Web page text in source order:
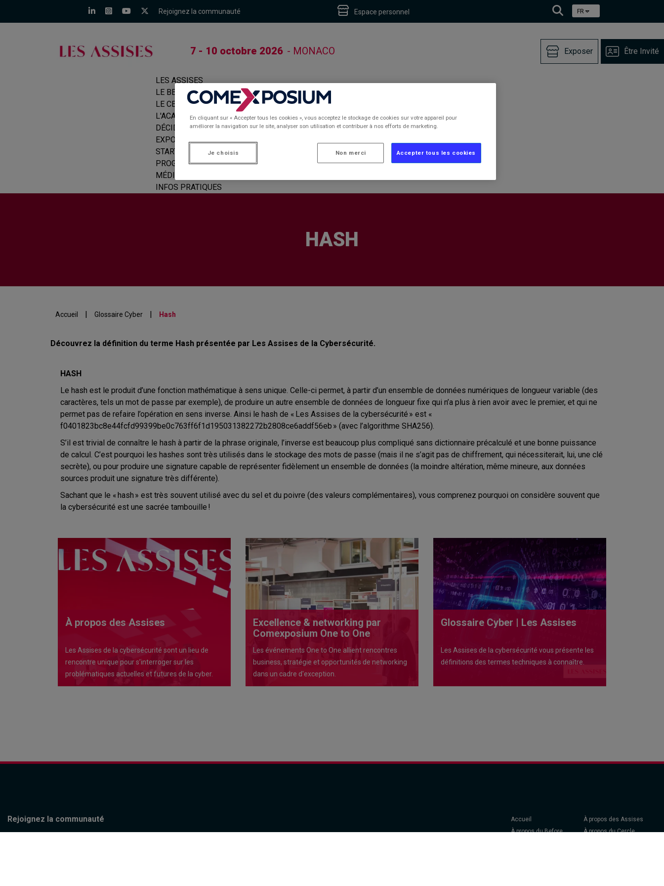
Rejoignez la communauté Espace personnel FR
7 - 10 octobre 2026 - MONACO Exposer Être Invité
LES ASSISES
LE BEFORE
LE CERCLE
L'ACADÉMIE
DÉCIDEURS
EXPOSANTS
START-UPS
PROGRAMME
MÉDIAS
INFOS PRATIQUES
HASH
Accueil | Glossaire Cyber | Hash
Découvrez la définition du terme Hash présentée par Les Assises de la Cybersécurité.
HASH
Le hash est le produit d’une fonction mathématique à sens unique. Celle-ci permet, à partir d’un ensemble de données numériques de longueur variable (des
caractères, tels un mot de passe par exemple), de produire un autre ensemble de données de longueur fixe qui n’a plus à rien avoir avec le premier, et qui ne
permet pas de refaire l’opération en sens inverse. Ainsi le hash de « Les Assises de la cybersécurité » est «
f0401823bc8e44fcfd99399be0c763ff6f1d195031382272b2808ce6addf56eb » (avec l’algorithme SHA256).
S’il est trivial de connaître le hash à partir de la phrase originale, l’inverse est beaucoup plus compliqué sans dictionnaire précalculé et une bonne puissance
de calcul. C’est pourquoi les hashes sont très utilisés dans le stockage des mots de passe (mais il ne s’agit pas de chiffrement, qui nécessiterait, lui, une clé
secrète), ou pour produire une signature capable de représenter fidèlement un ensemble de données (la moindre altération, même mineure, aux données
sources produit une signature très différente).
Sachant que le « hash » est très souvent utilisé avec du sel et du poivre (des valeurs complémentaires), vous comprenez pourquoi on considère souvent que
la cybersécurité est une sacrée tambouille !
À propos des Assises
Les Assises de la cybersécurité sont un lieu de
rencontre unique pour s’interroger sur les
problématiques actuelles et futures de la cyber.
Excellence & networking par
Comexposium One to One
Les événements One to One allient rencontres
business, stratégie et opportunités de networking
dans un cadre d'exception.
Glossaire Cyber | Les Assises
Les Assises de la cybersécurité vous présente les
définitions des termes techniques à connaître.
Rejoignez la communauté Accueil
À propos des Assises
À propos du Before
À propos du Cercle
En cliquant sur « Accepter tous les cookies », vous acceptez le stockage de cookies sur votre appareil pour
améliorer la navigation sur le site, analyser son utilisation et contribuer à nos efforts de marketing.
Je choisis Non merci Accepter tous les cookies